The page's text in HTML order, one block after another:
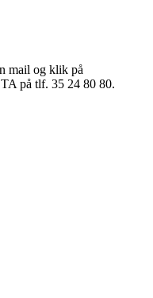
mail og klik på
på tlf. 35 24 80 80.